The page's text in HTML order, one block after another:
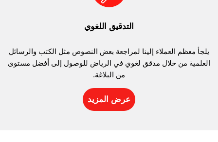
التدقيق اللغوي
يلجأ معظم العملاء إلينا لمراجعة بعض النصوص مثل الكتب والرسائل
العلمية من خلال مدقق لغوي في الرياض للوصول إلى أفضل مستوى
من البلاغة.
عرض المزيد